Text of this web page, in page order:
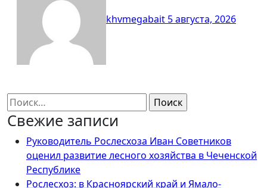
khvmegabait 5 августа, 2026
Найти:
Свежие записи
Руководитель Рослесхоза Иван Советников
оценил развитие лесного хозяйства в Чеченской
Республике
Рослесхоз: в Красноярский край и Ямало-